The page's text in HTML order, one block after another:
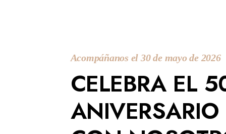
Acompáñanos el 30 de mayo de 2026
CELEBRA EL
ANIVERSARIO